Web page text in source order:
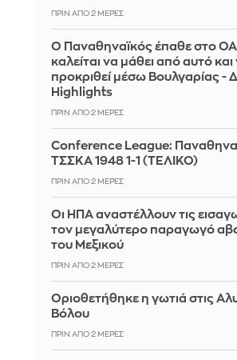
ΠΡΙΝ ΑΠΌ 2 ΜΈΡΕΣ
Ο Παναθηναϊκός έπαθε στο
καλείται να μάθει από αυτό και
προκριθεί μέσω Βουλγαρίας -
Highlights
ΠΡΙΝ ΑΠΌ 2 ΜΈΡΕΣ
Conference League:
ΤΣΣΚΑ 1948 1-1 (ΤΕΛΙΚΟ)
ΠΡΙΝ ΑΠΌ 2 ΜΈΡΕΣ
Οι ΗΠΑ αναστέλλουν τις
τον μεγαλύτερο παραγωγό
του Μεξικού
ΠΡΙΝ ΑΠΌ 2 ΜΈΡΕΣ
Οριοθετήθηκε η γωτιά στις
Βόλου
ΠΡΙΝ ΑΠΌ 2 ΜΈΡΕΣ